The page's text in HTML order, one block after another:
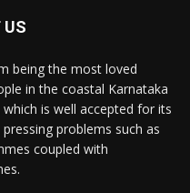
US
being the most loved
in the coastal Karnataka
is well accepted for its
problems such as
coupled with